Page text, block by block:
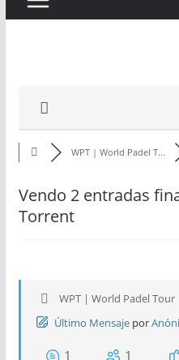
WPT | World Padel T...
Vendo 2 entradas
Torrent
WPT | World Padel Tour
Último Mensaje por
1 1